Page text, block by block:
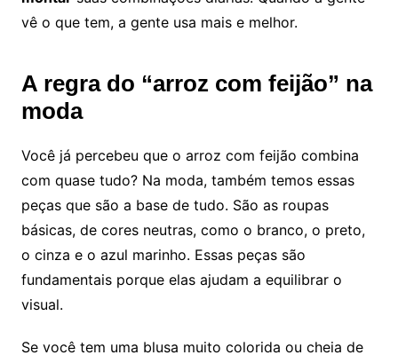
vê o que tem, a gente usa mais e melhor.
A regra do “arroz com feijão” na
moda
Você já percebeu que o arroz com feijão combina
com quase tudo? Na moda, também temos essas
peças que são a base de tudo. São as roupas
básicas, de cores neutras, como o branco, o preto,
o cinza e o azul marinho. Essas peças são
fundamentais porque elas ajudam a equilibrar o
visual.
Se você tem uma blusa muito colorida ou cheia de